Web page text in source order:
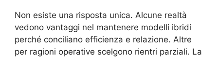
Non esiste una risposta unica. Alcune realtà
vedono vantaggi nel mantenere modelli ibridi
perché conciliano efficienza e relazione. Altre
per ragioni operative scelgono rientri parziali. La